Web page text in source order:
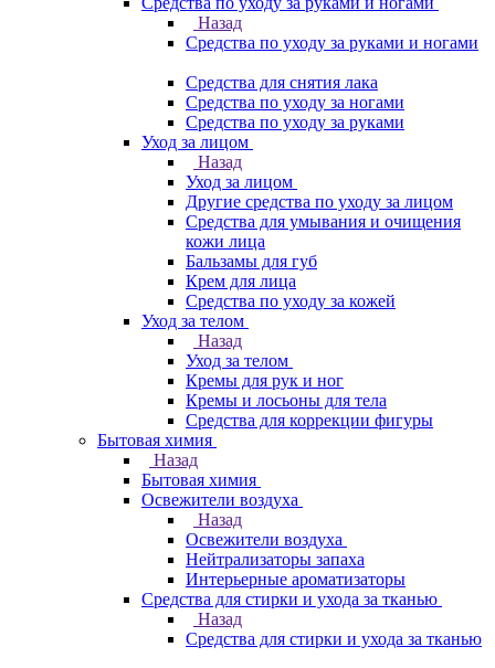
Назад
Средства по уходу за руками и ногами
Средства для снятия лака
Средства по уходу за ногами
Средства по уходу за руками
Уход за лицом
Назад
Уход за лицом
Другие средства по уходу за лицом
Средства для умывания и очищения
кожи лица
Бальзамы для губ
Крем для лица
Средства по уходу за кожей
Уход за телом
Назад
Уход за телом
Кремы для рук и ног
Кремы и лосьоны для тела
Средства для коррекции фигуры
Бытовая химия
Назад
Бытовая химия
Освежители воздуха
Назад
Освежители воздуха
Нейтрализаторы запаха
Интерьерные ароматизаторы
Средства для стирки и ухода за тканью
Назад
Средства для стирки и ухода за тканью